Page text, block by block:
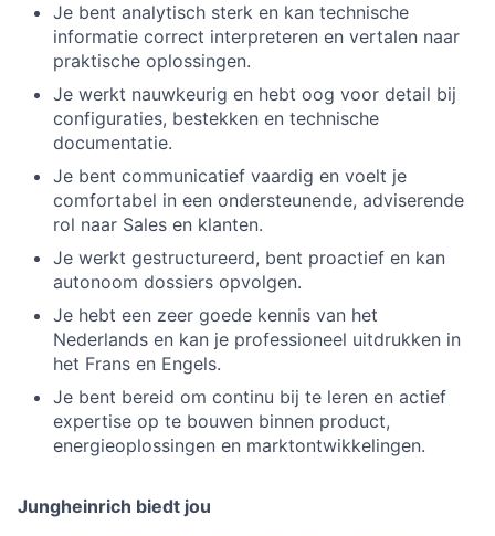
Je bent analytisch sterk en kan technische
informatie correct interpreteren en vertalen naar
praktische oplossingen.
Je werkt nauwkeurig en hebt oog voor detail bij
configuraties, bestekken en technische
documentatie.
Je bent communicatief vaardig en voelt je
comfortabel in een ondersteunende, adviserende
rol naar Sales en klanten.
Je werkt gestructureerd, bent proactief en kan
autonoom dossiers opvolgen.
Je hebt een zeer goede kennis van het
Nederlands en kan je professioneel uitdrukken in
het Frans en Engels.
Je bent bereid om continu bij te leren en actief
expertise op te bouwen binnen product,
energieoplossingen en marktontwikkelingen.
Jungheinrich biedt jou